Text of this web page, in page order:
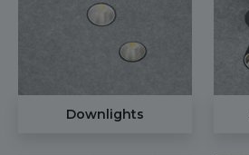
Downlights